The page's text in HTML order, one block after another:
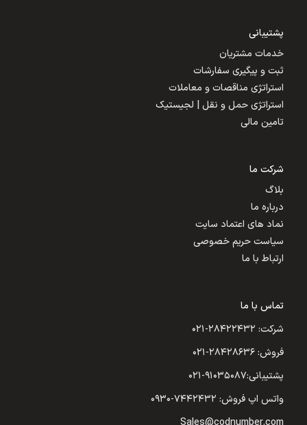
پشتیبانی
خدمات مشتریان
ثبت و پیگیری سفارشات
استراتژی مناقصات و معاملات
استراتژی حمل و نقل | لجیستیک
تامین مالی
شرکت ما
بلاگ
درباره ما
نماد های اعتماد سایت
سیاست حریم خصوصی
ارتباط با ما
تماس با ما
شرکت: ۲۸۴۲۲۴۳۲-۰۲۱
فروش: ۲۸۴۲۸۶۳۶-۰۲۱
پشتیبانی:۹۱۰۳۵۰۸۷-۰۲۱
واتس اپ فروش: ۷۴۴۲۴۳۲-۰۹۳۰